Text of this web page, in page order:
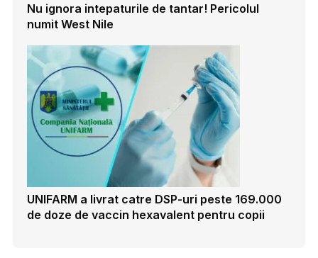
Nu ignora intepaturile de tantar! Pericolul
numit West Nile
UNIFARM a livrat catre DSP-uri peste 169.000
de doze de vaccin hexavalent pentru copii